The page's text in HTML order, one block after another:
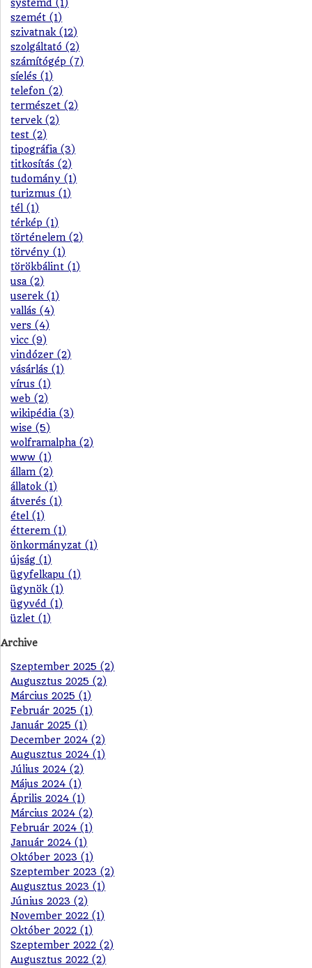
systemd (1)
szemét (1)
szivatnak (12)
szolgáltató (2)
számítógép (7)
síelés (1)
telefon (2)
természet (2)
tervek (2)
test (2)
tipográfia (3)
titkosítás (2)
tudomány (1)
turizmus (1)
tél (1)
térkép (1)
történelem (2)
törvény (1)
törökbálint (1)
usa (2)
userek (1)
vallás (4)
vers (4)
vicc (9)
vindózer (2)
vásárlás (1)
vírus (1)
web (2)
wikipédia (3)
wise (5)
wolframalpha (2)
www (1)
állam (2)
állatok (1)
átverés (1)
étel (1)
étterem (1)
önkormányzat (1)
újság (1)
ügyfelkapu (1)
ügynök (1)
ügyvéd (1)
üzlet (1)
Archive
Szeptember 2025 (2)
Augusztus 2025 (2)
Március 2025 (1)
Február 2025 (1)
Január 2025 (1)
December 2024 (2)
Augusztus 2024 (1)
Július 2024 (2)
Május 2024 (1)
Április 2024 (1)
Március 2024 (2)
Február 2024 (1)
Január 2024 (1)
Október 2023 (1)
Szeptember 2023 (2)
Augusztus 2023 (1)
Június 2023 (2)
November 2022 (1)
Október 2022 (1)
Szeptember 2022 (2)
Augusztus 2022 (2)